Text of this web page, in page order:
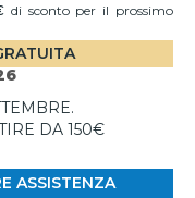
di sconto per il prossimo
DA 150€
ASSISTENZA